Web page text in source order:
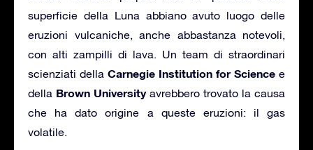
superficie della Luna abbiano avuto luogo delle
eruzioni vulcaniche, anche abbastanza notevoli,
con alti zampilli di lava. Un team di straordinari
scienziati della Carnegie Institution for Science e
della Brown Universityavrebbero trovato la causa
che ha dato origine a queste eruzioni: il gas
volatile.